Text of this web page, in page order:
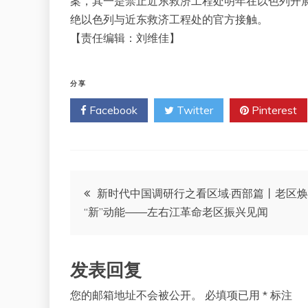
绝以色列与近东救济工程处的官方接触。
【责任编辑：刘维佳】
分享
Facebook Twitter Pinterest
文
章
导
航
新时代中国调研行之看区域·西部篇丨老区
“新”动能——左右江革命老区振兴见闻
发表回复
您的邮箱地址不会被公开。 必填项已用 * 标注